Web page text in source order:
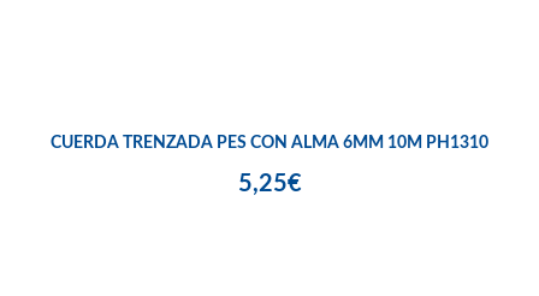
CUERDA TRENZADA PES CON ALMA 6MM 10M PH1310
5,25€